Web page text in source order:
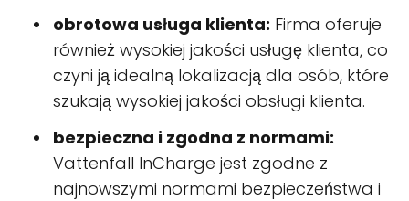
obrotowa usługa klienta: Firma oferuje
również wysokiej jakości usługę klienta, co
czyni ją idealną lokalizacją dla osób, które
szukają wysokiej jakości obsługi klienta.
bezpieczna i zgodna z normami:
Vattenfall InCharge jest zgodne z
najnowszymi normami bezpieczeństwa i